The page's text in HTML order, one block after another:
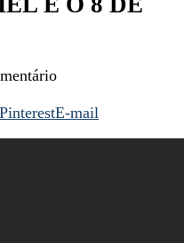
PinterestE-mail